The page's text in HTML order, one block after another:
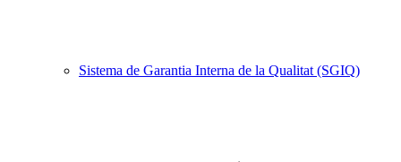
Sistema de Garantia Interna de la Qualitat (SGIQ)